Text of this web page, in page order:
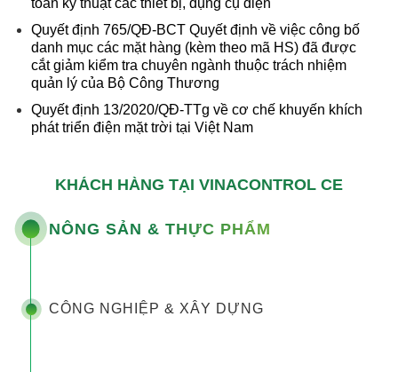
toàn kỹ thuật các thiết bị, dụng cụ điện
Quyết định 765/QĐ-BCT Quyết định về việc công bố
danh mục các mặt hàng (kèm theo mã HS) đã được
cắt giảm kiểm tra chuyên ngành thuộc trách nhiệm
quản lý của Bộ Công Thương
Quyết định 13/2020/QĐ-TTg về cơ chế khuyến khích
phát triển điện mặt trời tại Việt Nam
KHÁCH HÀNG TẠI VINACONTROL CE
NÔNG SẢN & THỰC PHẨM
CÔNG NGHIỆP & XÂY DỰNG